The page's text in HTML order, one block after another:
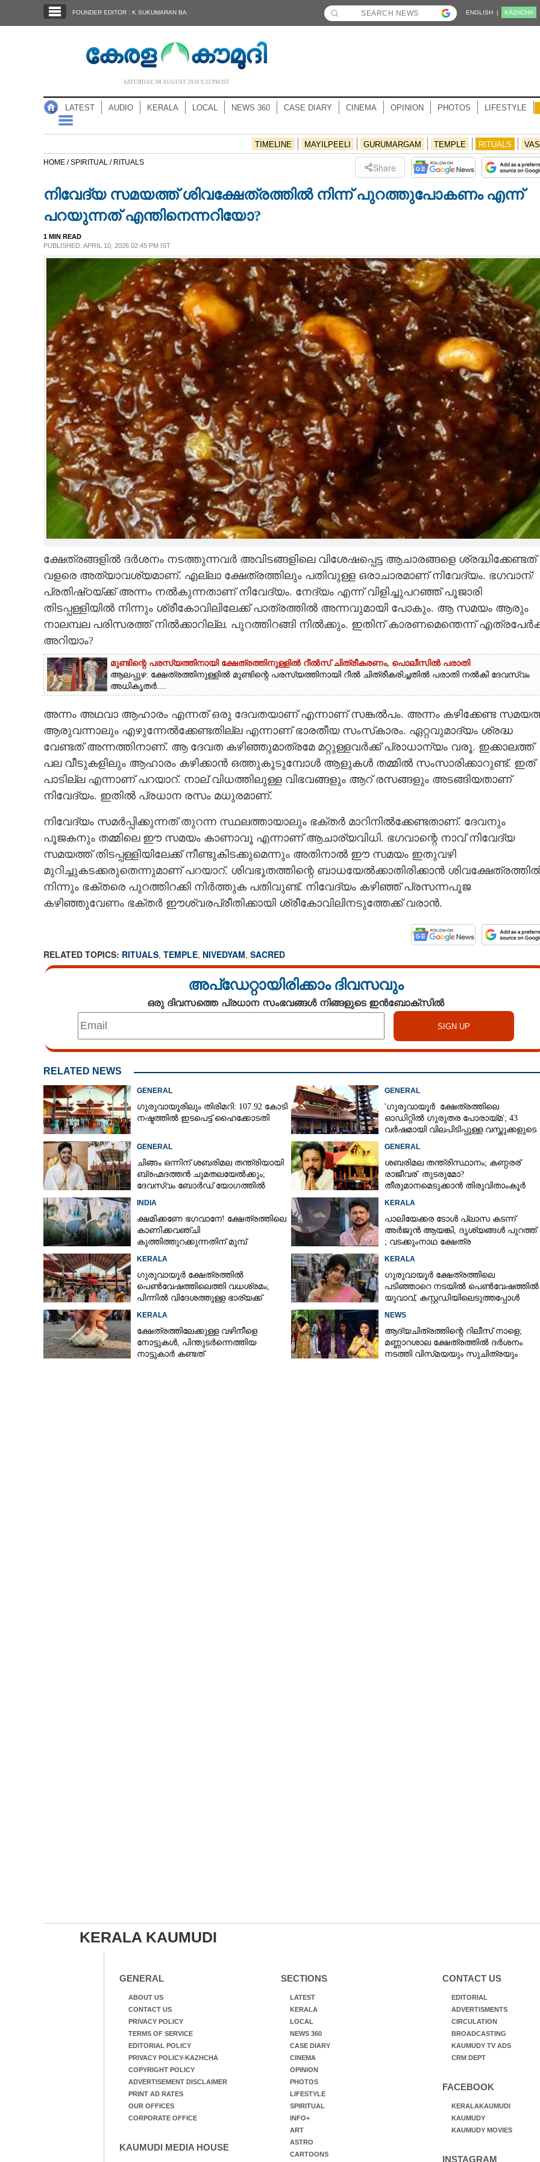
NOTIFIED NEWS
CASE DIARY
LIFESTYLE
SPIRITUAL
CARTOONS
LITERATURE
CONTACT US
FOUNDER EDITOR : K SUKUMARAN BA ENGLISH | KĀZHCHA
SATURDAY, 08 AUGUST 2026 9.33 PM IST
LATEST AUDIO KERALA LOCAL NEWS 360 CASE DIARY CINEMA OPINION PHOTOS LIFESTYLE
TIMELINE MAYILPEELI GURUMARGAM TEMPLE RITUALS
HOME /SPIRITUAL / RITUALS Share
നിവേദ്യ സമയത്ത് ശിവക്ഷേത്രത്തിൽ നിന്ന് പുറത്തുപോകണം എന്ന്
പറയുന്നത് എന്തിനെന്നറിയോ?
1 MIN READ
PUBLISHED: APRIL 10, 2026 02:45 PM IST
ക്ഷേത്രങ്ങളിൽ ദർശനം നടത്തുന്നവർ അവിടങ്ങളിലെ വിശേഷപ്പെട്ട ആചാരങ്ങളെ ശ്രദ്ധിക്കേണ്ടത്
വളരെ അത്യാവശ്യമാണ്. എല്ലാ ക്ഷേത്രത്തിലും പതിവുള്ള ഒരാചാരമാണ് നിവേദ്യം. ഭഗവാന്/
പ്രതിഷ്‌ഠയ്‌ക്ക് അന്നം നൽകുന്നതാണ് നിവേദ്യം. നേദ്യം എന്ന് വിളിച്ചുപറഞ്ഞ് പൂജാരി
തിടപ്പള്ളിയിൽ നിന്നും ശ്രീകോവിലിലേക്ക് പാത്രത്തിൽ അന്നവുമായി പോകും. ആ സമയം ആരും
നാലമ്പല പരിസരത്ത് നിൽക്കാറില്ല. പുറത്തിറങ്ങി നിൽക്കും. ഇതിന് കാരണമെന്തെന്ന്
അറിയാം?
മുണ്ടിന്റെ പരസ്യത്തിനായി ക്ഷേത്രത്തിനുള്ളിൽ റീൽസ് ചിത്രീകരണം, പൊലീസിൽ പരാതി
ആലപ്പുഴ: ക്ഷേത്രത്തിനുള്ളിൽ മുണ്ടിന്റെ പരസ്യത്തിനായി റീൽ ചിത്രീകരിച്ചതിൽ പരാതി നൽകി ദേവസ്വം
അധികൃതർ....
അന്നം അഥവാ ആഹാരം എന്നത് ഒരു ദേവതയാണ് എന്നാണ് സങ്കൽപം. അന്നം കഴിക്കേണ്ട
ആരുവന്നാലും എഴുന്നേൽക്കേണ്ടതില്ല എന്നാണ് ഭാരതീയ സംസ്‌കാരം. ഏറ്റവുമാദ്യം ശ്രദ്ധ
വേണ്ടത് അന്നത്തിനാണ്. ആ ദേവത കഴിഞ്ഞുമാത്രമേ മറ്റുള്ളവർക്ക് പ്രാധാന്യം വരൂ. ഇക്കാലത്ത്
പല വീടുകളിലും ആഹാരം കഴിക്കാൻ ഒത്തുകൂടുമ്പോൾ ആളുകൾ തമ്മിൽ സംസാരിക്കാറുണ്ട്. ഇത്
പാടില്ല എന്നാണ് പറയാറ്. നാല് വിധത്തിലുള്ള വിഭവങ്ങളും ആറ് രസങ്ങളും അടങ്ങിയതാണ്
നിവേദ്യം. ഇതിൽ പ്രധാന രസം മധുരമാണ്.
നിവേദ്യം സമർപ്പിക്കുന്നത് തുറന്ന സ്ഥലത്തായാലും ഭക്തർ മാറിനിൽക്കേണ്ടതാണ്. ദേവനും
പൂജകനും തമ്മിലെ ഈ സമയം കാണാവൂ എന്നാണ് ആചാര്യവിധി. ഭഗവാന്റെ നാവ് നിവേദ്യ
സമയത്ത് തിടപ്പള്ളിയിലേക്ക് നീണ്ടുകിടക്കുമെന്നും അതിനാൽ ഈ സമയം ഇതുവഴി
മുറിച്ചുകടക്കരുതെന്നുമാണ് പറയാറ്. ശിവഭൂതത്തിന്റെ ബാധയേൽക്കാതിരിക്കാൻ
നിന്നും ഭക്തരെ പുറത്തിറക്കി നിർത്തുക പതിവുണ്ട്. നിവേദ്യം കഴിഞ്ഞ് പ്രസന്നപൂജ
കഴിഞ്ഞുവേണം ഭക്തർ ഈശ്വരപ്രീതിക്കായി ശ്രീകോവിലിനടുത്തേക്ക് വരാൻ.
RELATED TOPICS: RITUALS, TEMPLE, NIVEDYAM, SACRED
അപ്ഡേറ്റായിരിക്കാം ദിവസവും
ഒരു ദിവസത്തെ പ്രധാന സംഭവങ്ങൾ നിങ്ങളുടെ ഇൻബോക്സിൽ
RELATED NEWS
GENERAL
ഗുരുവായൂരിലും തിരിമറി: 107.92 കോടി
നഷ്ടത്തിൽ ഇടപെട്ട് ഹൈക്കോടതി
GENERAL
'ഗുരുവായൂർ ക്ഷേത്രത്തിലെ
ഓഡിറ്റിൽ ഗുരുതര പോരായ്മ'; 43
വർഷമായി വിലപിടിപ്പുള്ള വസ്തുക്കളുടെ
GENERAL
ചിങ്ങം ഒന്നിന് ശബരിമല തന്ത്രിയായി
ബ്രഹ്മദത്തൻ ചുമതലയേൽക്കും;
ദേവസ്വം ബോർഡ് യോഗത്തിൽ
GENERAL
ശബരിമല തന്ത്രിസ്ഥാനം; കണ്ഠരര്
രാജീവര് തുടരുമോ?
തീരുമാനമെടുക്കാൻ തിരുവിതാംകൂർ
INDIA
ക്ഷമിക്കണേ ഭഗവാനേ! ക്ഷേത്രത്തിലെ
കാണിക്കവഞ്ചി
കുത്തിത്തുറക്കുന്നതിന് മുമ്പ്
KERALA
പാലിയേക്കര ടോൾ പ്ലാസ കടന്ന്
അർജുൻ ആയങ്കി,​ ദൃശ്യങ്ങൾ പുറത്ത്
; വടക്കുംനാഥ ക്ഷേത്ര
KERALA
ഗുരുവായൂർ ക്ഷേത്രത്തിൽ
പെൺവേഷത്തിലെത്തി വധശ്രമം;
പിന്നിൽ വിദേശത്തുള്ള ഭാര്യക്ക്
KERALA
ഗുരുവായൂർ ക്ഷേത്രത്തിലെ
പടിഞ്ഞാറെ നടയിൽ പെൺവേഷത്തിൽ
യുവാവ്,​ കസ്റ്റഡിയിലെടുത്തപ്പോൾ
KERALA
ക്ഷേത്രത്തിലേക്കുള്ള വഴിനീളെ
നോട്ടുകൾ,​ പിന്തുടർന്നെത്തിയ
നാട്ടുകാർ കണ്ടത്
NEWS
ആദ്യചിത്രത്തിന്റെ റിലീസ് നാളെ;
മണ്ണാറശാല ക്ഷേത്രത്തിൽ ദർശനം
നടത്തി വിസ്‌മയയും സുചിത്രയും
KERALA KAUMUDI
GENERAL
ABOUT US
CONTACT US
PRIVACY POLICY
TERMS OF SERVICE
EDITORIAL POLICY
PRIVACY POLICY-KAZHCHA
COPYRIGHT POLICY
ADVERTISEMENT DISCLAIMER
PRINT AD RATES
OUR OFFICES
CORPORATE OFFICE
KAUMUDI MEDIA HOUSE
SECTIONS
LATEST
KERALA
LOCAL
NEWS 360
CASE DIARY
CINEMA
OPINION
PHOTOS
LIFESTYLE
SPIRITUAL
INFO+
ART
ASTRO
CARTOONS
CONTACT US
EDITORIAL
ADVERTISMENTS
CIRCULATION
BROADCASTING
KAUMUDY TV ADS
CRM DEPT
FACEBOOK
KERALAKAUMUDI
KAUMUDY
KAUMUDY MOVIES
INSTAGRAM
നിവേദ്യ സമയത്ത് ശിവക്ഷേത്രത്തിൽ
നിന്ന് പുറത്തുപോകണം എന്ന് പറയുന്നത്
എന്തിനെന്നറിയോ?
Share this link
Copy Link